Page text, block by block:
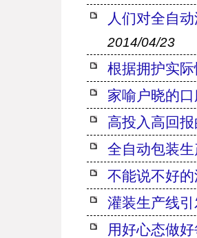
人们对全自
2014/04/23
根据拥护实
家喻户晓的
高投入高回
全自动包装
不能说不好
灌装生产线
用好心态做